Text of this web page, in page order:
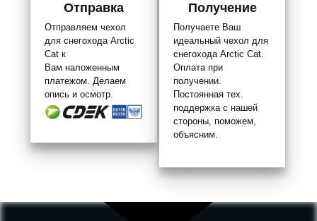
Отправка
Отправляем чехол
для снегохода Arctic
Cat к
Вам наложенным
платежом. Делаем
опись и осмотр.
Получение
Получаете Ваш
идеальный чехол для
снегохода Arctic Cat.
Оплата при
получении.
Постоянная тех.
поддержка с нашей
стороны, поможем,
объясним.